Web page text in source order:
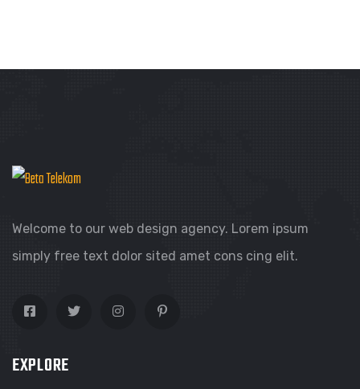
Welcome to our web design agency. Lorem ipsum
simply free text dolor sited amet cons cing elit.
EXPLORE